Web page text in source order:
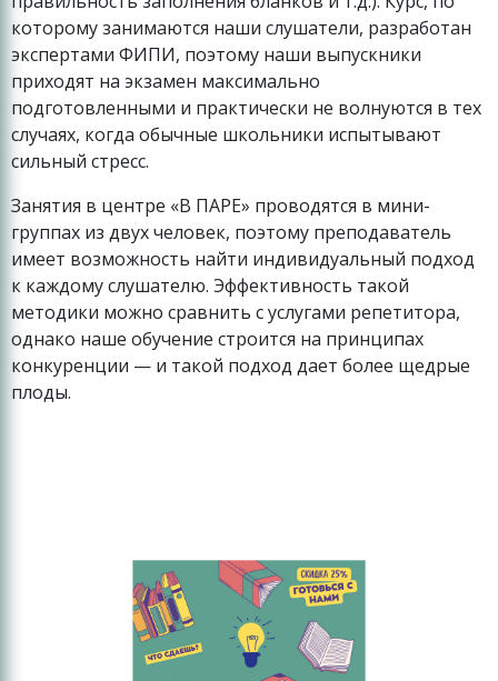
которому занимаются наши слушатели, разработан
экспертами ФИПИ, поэтому наши выпускники
приходят на экзамен максимально
подготовленными и практически не волнуются в тех
случаях, когда обычные школьники испытывают
сильный стресс.
Занятия в центре «В ПАРЕ» проводятся в мини-
группах из двух человек, поэтому преподаватель
имеет возможность найти индивидуальный подход
к каждому слушателю. Эффективность такой
методики можно сравнить с услугами репетитора,
однако наше обучение строится на принципах
конкуренции — и такой подход дает более щедрые
плоды.